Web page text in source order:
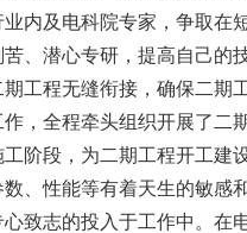
内及电科院专家，争取在
、潜心专研，提高自己的
工程无缝衔接，确保二期
，全程牵头组织开展了二
阶段，为二期工程开工建
、性能等有着天生的敏感
致志的投入于工作中。在